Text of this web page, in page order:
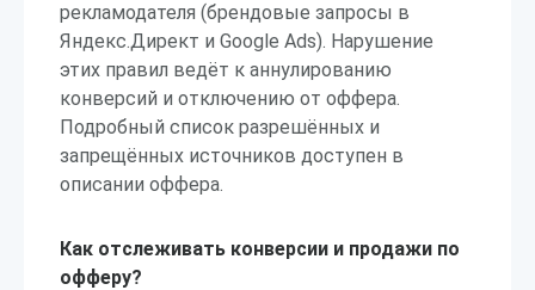
рекламодателя (брендовые запросы в
Яндекс.Директ и Google Ads). Нарушение
этих правил ведёт к аннулированию
конверсий и отключению от оффера.
Подробный список разрешённых и
запрещённых источников доступен в
описании оффера.
Как отслеживать конверсии и продажи по
офферу?